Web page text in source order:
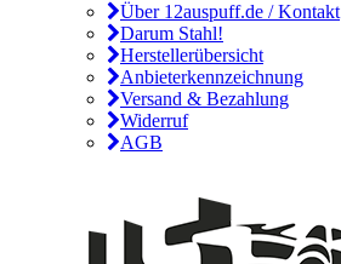
Über 12auspuff.de / Kontakt
Darum Stahl!
Herstellerübersicht
Anbieterkennzeichnung
Versand & Bezahlung
Widerruf
AGB